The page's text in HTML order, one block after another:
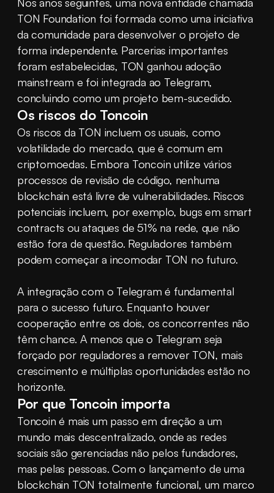
TON Foundation foi formada como uma iniciativa
da comunidade para desenvolver o projeto de
forma independente. Parcerias importantes
foram estabelecidas, TON ganhou adoção
mainstream e foi integrada ao Telegram,
concluindo como um projeto bem-sucedido.
Os riscos do Toncoin
Os riscos da TON incluem os usuais, como
volatilidade do mercado, que é comum em
criptomoedas. Embora Toncoin utilize vários
processos de revisão de código, nenhuma
blockchain está livre de vulnerabilidades. Riscos
potenciais incluem, por exemplo, bugs em smart
contracts ou ataques de 51% na rede, que não
estão fora de questão. Reguladores também
podem começar a incomodar TON no futuro.
A integração com o Telegram é fundamental
para o sucesso futuro. Enquanto houver
cooperação entre os dois, os concorrentes não
têm chance. A menos que o Telegram seja
forçado por reguladores a remover TON, mais
crescimento e múltiplas oportunidades estão no
horizonte.
Por que Toncoin importa
Toncoin é mais um passo em direção a um
mundo mais descentralizado, onde as redes
sociais são gerenciadas não pelos fundadores,
mas pelas pessoas. Com o lançamento de uma
blockchain TON totalmente funcional, um marco